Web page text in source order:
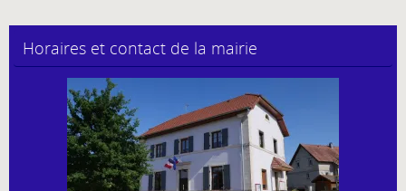
Horaires et contact de la mairie